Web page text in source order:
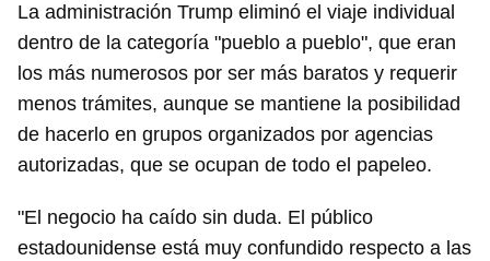
La administración Trump eliminó el viaje individual
dentro de la categoría "pueblo a pueblo", que eran
los más numerosos por ser más baratos y requerir
menos trámites, aunque se mantiene la posibilidad
de hacerlo en grupos organizados por agencias
autorizadas, que se ocupan de todo el papeleo.
"El negocio ha caído sin duda. El público
estadounidense está muy confundido respecto a las